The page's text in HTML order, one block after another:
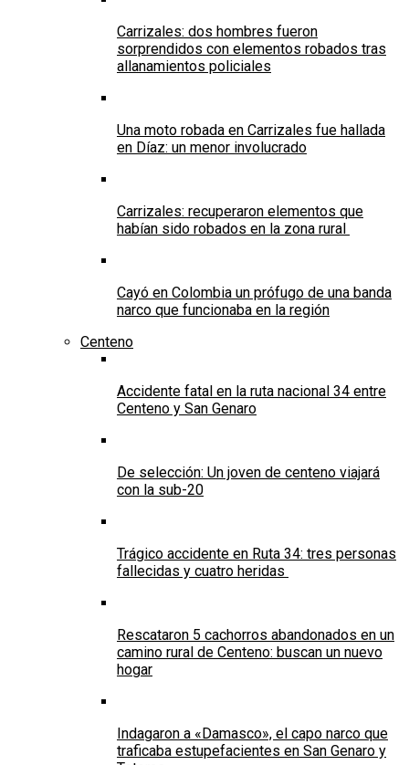
Carrizales: dos hombres fueron
sorprendidos con elementos robados tras
allanamientos policiales
Una moto robada en Carrizales fue hallada
en Díaz: un menor involucrado
Carrizales: recuperaron elementos que
habían sido robados en la zona rural
Cayó en Colombia un prófugo de una banda
narco que funcionaba en la región
Centeno
Accidente fatal en la ruta nacional 34 entre
Centeno y San Genaro
De selección: Un joven de centeno viajará
con la sub-20
Trágico accidente en Ruta 34: tres personas
fallecidas y cuatro heridas
Rescataron 5 cachorros abandonados en un
camino rural de Centeno: buscan un nuevo
hogar
Indagaron a «Damasco», el capo narco que
traficaba estupefacientes en San Genaro y